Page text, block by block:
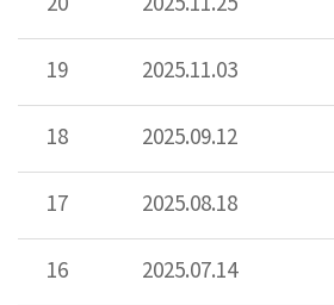
20 2025.11.25
19 2025.11.03
18 2025.09.12
17 2025.08.18
16 2025.07.14